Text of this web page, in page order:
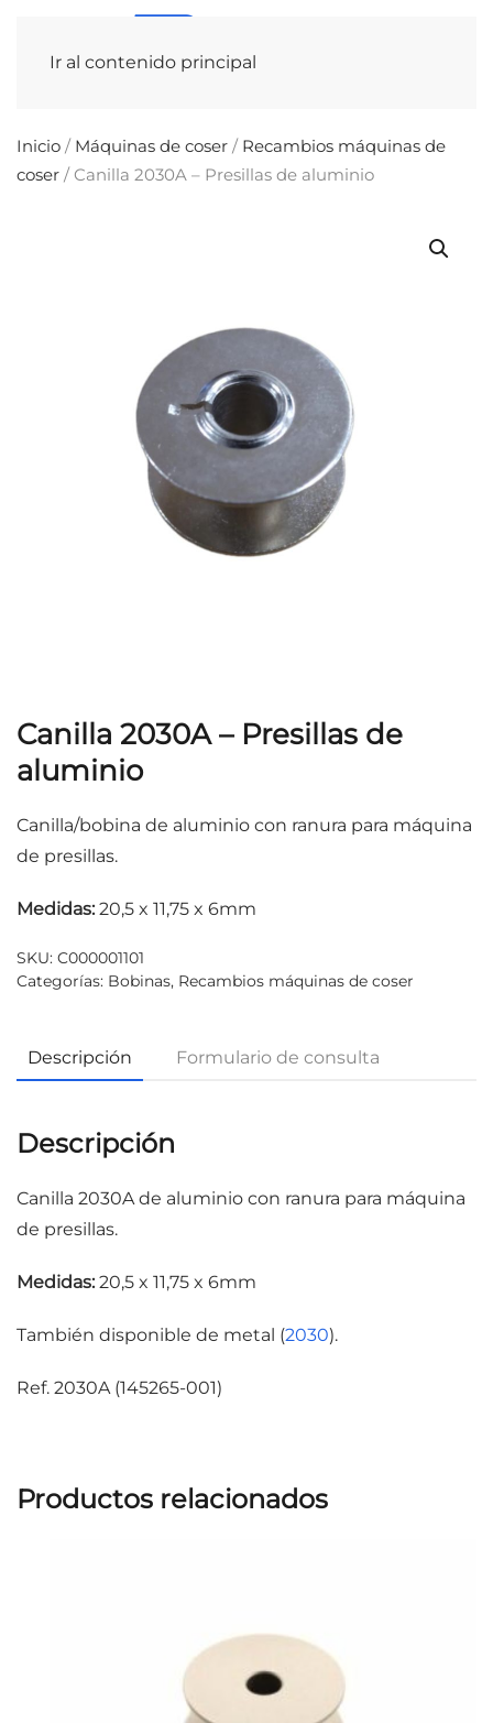
Ir al contenido principal
Inicio / Máquinas de coser / Recambios máquinas de
coser / Canilla 2030A – Presillas de aluminio
Canilla 2030A – Presillas de
aluminio
Canilla/bobina de aluminio con ranura para máquina
de presillas.
Medidas: 20,5 x 11,75 x 6mm
SKU: C000001101
Categorías: Bobinas, Recambios máquinas de coser
Descripción Formulario de consulta
Descripción
Canilla 2030A de aluminio con ranura para máquina
de presillas.
Medidas: 20,5 x 11,75 x 6mm
También disponible de metal (2030).
Ref. 2030A (145265-001)
Productos relacionados